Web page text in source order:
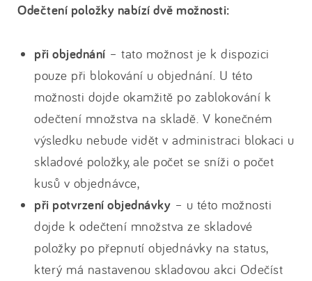
Odečtení položky nabízí dvě možnosti:
při objednání – tato možnost je k dispozici
pouze při blokování u objednání. U této
možnosti dojde okamžitě po zablokování k
odečtení množstva na skladě. V konečném
výsledku nebude vidět v administraci blokaci u
skladové položky, ale počet se sníži o počet
kusů v objednávce,
při potvrzení objednávky – u této možnosti
dojde k odečtení množstva ze skladové
položky po přepnutí objednávky na status,
který má nastavenou skladovou akci Odečíst